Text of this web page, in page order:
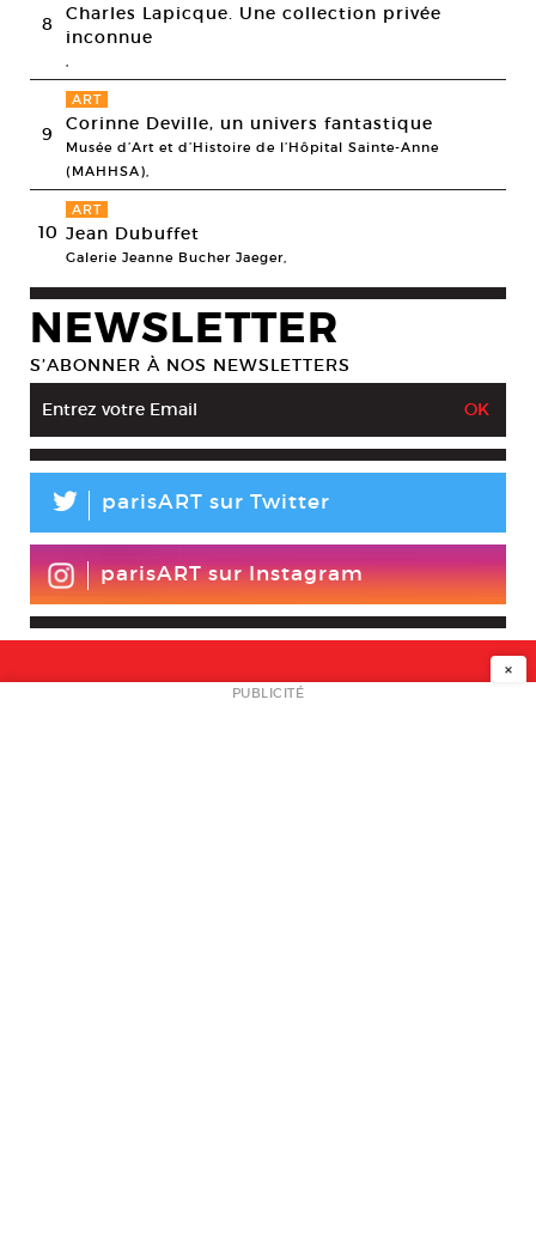
8
Charles Lapicque. Une collection privée
inconnue
,
9
ART
Corinne Deville, un univers fantastique
Musée d’Art et d’Histoire de l’Hôpital Sainte-Anne
(MAHHSA),
10
ART
Jean Dubuffet
Galerie Jeanne Bucher Jaeger,
NEWSLETTER
S’ABONNER À NOS NEWSLETTERS
L parisART sur Twitter
parisART sur Instagram
NEWSLETTER
×
PUBLICITÉ